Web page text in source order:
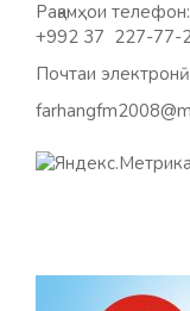
Рақамҳои телефон:
+992 37 227-77-
Почтаи